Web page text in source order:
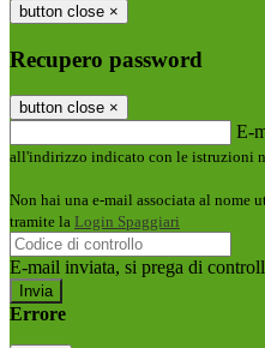
button close ×
Recupero password
button close ×
E-
all'indirizzo indicato con le istruzioni
Non hai una e-mail associata al nome
tramite la Login Spaggiari
E-mail inviata, si prega di
Errore